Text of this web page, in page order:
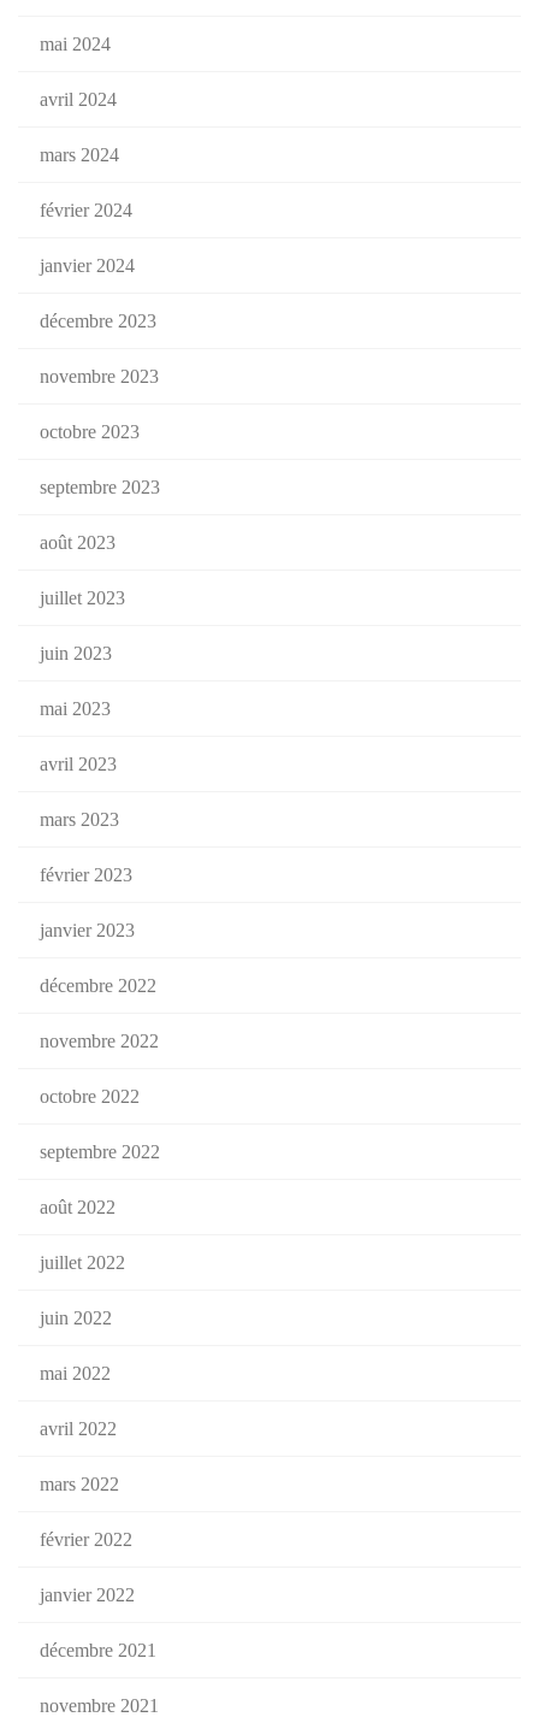
mai 2024
avril 2024
mars 2024
février 2024
janvier 2024
décembre 2023
novembre 2023
octobre 2023
septembre 2023
août 2023
juillet 2023
juin 2023
mai 2023
avril 2023
mars 2023
février 2023
janvier 2023
décembre 2022
novembre 2022
octobre 2022
septembre 2022
août 2022
juillet 2022
juin 2022
mai 2022
avril 2022
mars 2022
février 2022
janvier 2022
décembre 2021
novembre 2021